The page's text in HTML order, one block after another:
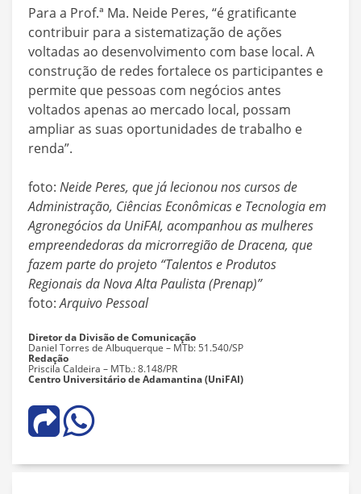
Para a Prof.ª Ma. Neide Peres, “é gratificante
contribuir para a sistematização de ações
voltadas ao desenvolvimento com base local. A
construção de redes fortalece os participantes e
permite que pessoas com negócios antes
voltados apenas ao mercado local, possam
ampliar as suas oportunidades de trabalho e
renda”.
foto: Neide Peres, que já lecionou nos cursos de
Administração, Ciências Econômicas e Tecnologia em
Agronegócios da UniFAI, acompanhou as mulheres
empreendedoras da microrregião de Dracena, que
fazem parte do projeto “Talentos e Produtos
Regionais da Nova Alta Paulista (Prenap)”
foto:Arquivo Pessoal
Diretor da Divisão de Comunicação
Daniel Torres de Albuquerque – MTb: 51.540/SP
Redação
Priscila Caldeira – MTb.: 8.148/PR
Centro Universitário de Adamantina (UniFAI)